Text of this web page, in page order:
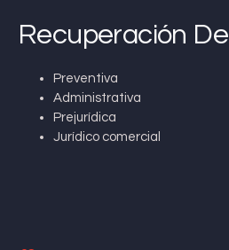
Recuperación
Preventiva
Administrativa
Prejurídica
Jurídico comercial